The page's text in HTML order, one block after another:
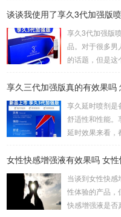
英文简写即我们
野外调教、蜡
道具在使用时需
刺激和捆绑时，
谈谈我使用了享久3代加强版
享久3代加强版
品。对于很多男
的话题，但是这
事时间方面提供
然后轻轻按摩
点对我来说非常
备，而是一个方
享久三代加强版真的有效果吗
享久延时喷剂是
舒适性和性能。
延时效果来看，
物、马鹿茸、人
保留性生活的
0分钟左右最长
7小时内效果最
女性快感增强液有效果吗 女
当谈到女性快感
性体验的产品，
快感增强液是否